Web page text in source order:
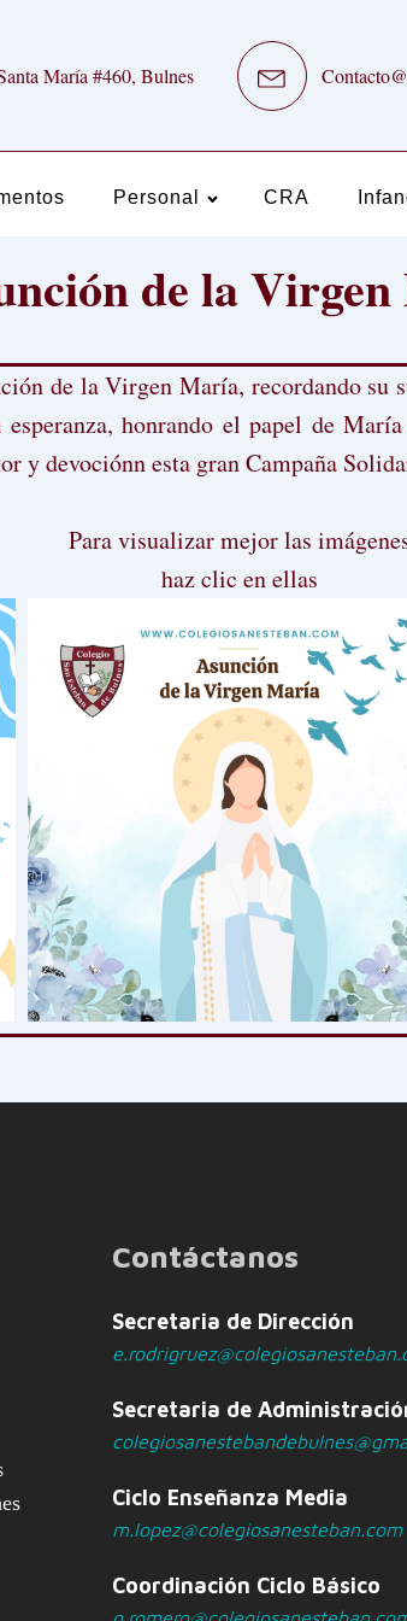
María #460, Bulnes
Personal CRA
de la
de la Virgen María, recordando
honrando el papel de
y devociónn esta gran Campaña
Para visualizar mejor las
haz clic en ellas
Contáctanos
Secretaria de Dirección
Secretaria de
Ciclo Enseñanza Media
m.lopez@colegiosanesteban.com
Coordinación Ciclo Básico